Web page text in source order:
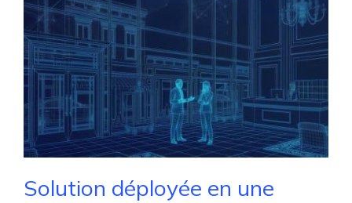
Solution déployée en une